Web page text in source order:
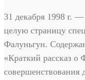
31 декабря 1998 г.
целую страницу
Фалуньгун.
«Краткий рассказ о
совершенствования